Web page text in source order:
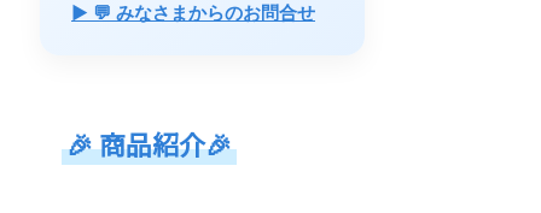
▶ 💬 みなさまからのお問合せ
🎉商品紹介🎉